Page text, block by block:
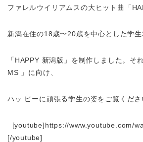
ファレルウイリアムスの大ヒット曲「
新潟在住の18歳〜20歳を中心とした学生
「HAPPY 新潟版」を制作しました。そ
MS 」に向け、
ハッ ピーに頑張る学生の姿をご覧くださ
[youtube]https://www.youtube.com/
[/youtube]